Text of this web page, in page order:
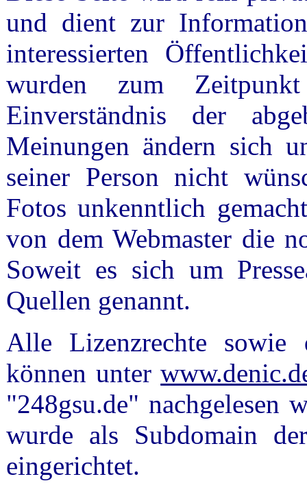
und dient zur
interessierten
wurden zum
Einverständnis der
Meinungen ändern sich
seiner Person nicht
Fotos unkenntlich
von dem Webmaster die
Soweit es sich um
Quellen genannt.
Alle Lizenzrechte sowie
können unter
"248gsu.de" nachgelesen
wurde als Subdomain
eingerichtet.